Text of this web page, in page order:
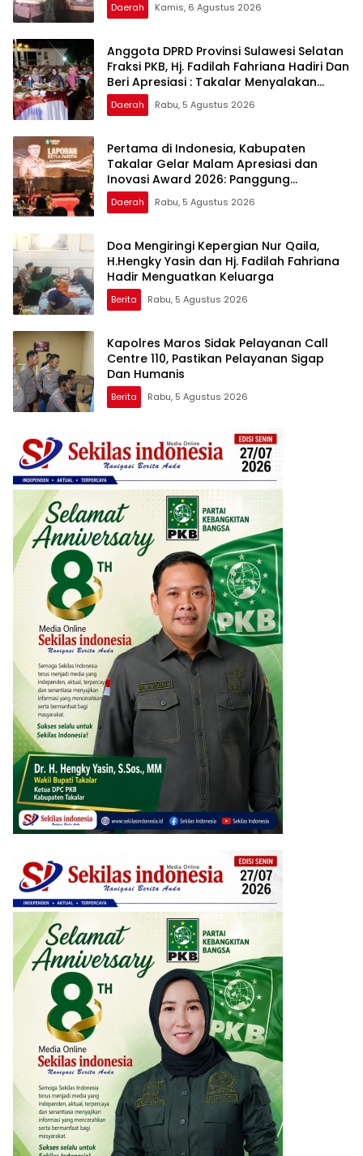
Daerah Kamis, 6 Agustus 2026
Anggota DPRD Provinsi Sulawesi Selatan
Fraksi PKB, Hj. Fadilah Fahriana Hadiri Dan
Beri Apresiasi : Takalar Menyalakan
Lentera Pengabdian Melalui Malam
Apresiasi dan Inovasi Award 2026
Daerah Rabu, 5 Agustus 2026
Pertama di Indonesia, Kabupaten
Takalar Gelar Malam Apresiasi dan
Inovasi Award 2026: Panggung
Penghargaan bagi Pelayan Publik
Berprestasi
Daerah Rabu, 5 Agustus 2026
Doa Mengiringi Kepergian Nur Qaila,
H.Hengky Yasin dan Hj. Fadilah Fahriana
Hadir Menguatkan Keluarga
Berita Rabu, 5 Agustus 2026
Kapolres Maros Sidak Pelayanan Call
Centre 110, Pastikan Pelayanan Sigap
Dan Humanis
Berita Rabu, 5 Agustus 2026